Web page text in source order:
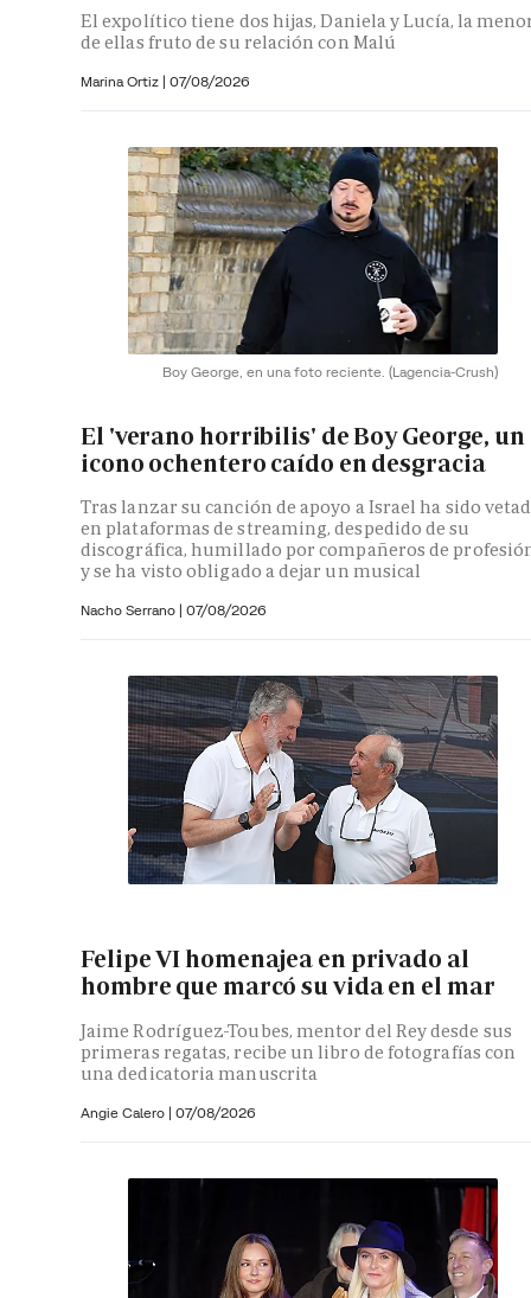
El expolítico tiene dos hijas, Daniela y Lucía, la
de ellas fruto de su relación con Malú
Marina Ortiz | 07/08/2026
Boy George, en una foto reciente. (Lagencia-Crush)
El 'verano horribilis' de Boy George, un
icono ochentero caído en desgracia
Tras lanzar su canción de apoyo a Israel ha sido
en plataformas de streaming, despedido de su
discográfica, humillado por compañeros de
y se ha visto obligado a dejar un musical
Nacho Serrano | 07/08/2026
Felipe VI homenajea en privado al
hombre que marcó su vida en el mar
Jaime Rodríguez-Toubes, mentor del Rey desde sus
primeras regatas, recibe un libro de fotografías con
una dedicatoria manuscrita
Angie Calero | 07/08/2026